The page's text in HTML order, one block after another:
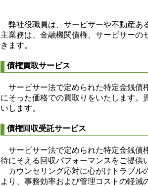
弊社役職員は、サービサーや不動産あ
主業務は、金融機関債権、サービサー
きます。
債権買取サービス
サービサー法で定められた特定金銭債
にそった価格での買取りをいたします
いします。
債権回収受託サービス
サービサー法で定められた特定金銭債
待にそえる回収パフォーマンスをご提供
カウンセリング応対に心がけトラブル
より、事務効率および管理コストの軽減